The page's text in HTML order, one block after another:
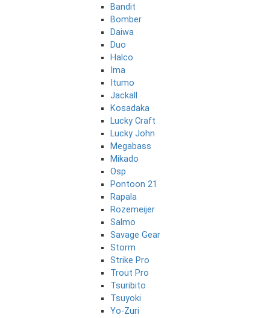
Bandit
Bomber
Daiwa
Duo
Halco
Ima
Itumo
Jackall
Kosadaka
Lucky Craft
Lucky John
Megabass
Mikado
Osp
Pontoon 21
Rapala
Rozemeijer
Salmo
Savage Gear
Storm
Strike Pro
Trout Pro
Tsuribito
Tsuyoki
Yo-Zuri